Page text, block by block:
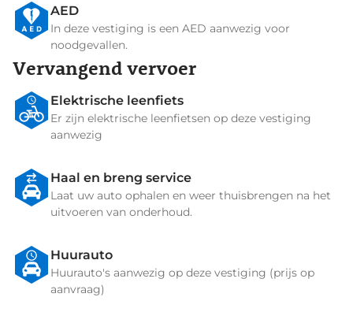
AED
In deze vestiging is een AED aanwezig voor
noodgevallen.
Vervangend vervoer
Elektrische leenfiets
Er zijn elektrische leenfietsen op deze vestiging
aanwezig
Haal en breng service
Laat uw auto ophalen en weer thuisbrengen na het
uitvoeren van onderhoud.
Huurauto
Huurauto's aanwezig op deze vestiging (prijs op
aanvraag)